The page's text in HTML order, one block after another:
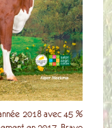
2018 avec 45 %